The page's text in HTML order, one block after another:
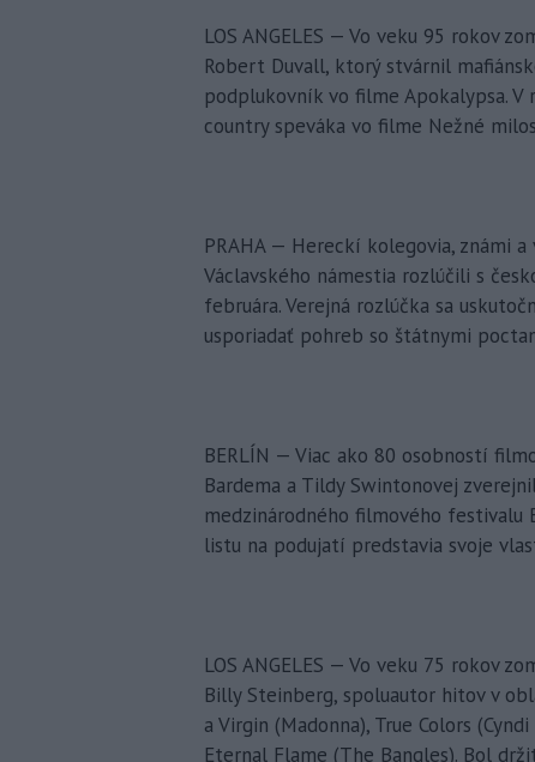
LOS ANGELES — Vo veku 95 rokov
Robert Duvall, ktorý stvárnil
podplukovník vo filme Apokalypsa. V
country speváka vo filme Nežné
PRAHA — Hereckí kolegovia, známi
Václavského námestia rozlúčili s
februára. Verejná rozlúčka sa
usporiadať pohreb so štátnymi
BERLÍN — Viac ako 80 osobností
Bardema a Tildy Swintonovej
medzinárodného filmového festivalu
listu na podujatí predstavia svoje
LOS ANGELES — Vo veku 75 rokov
Billy Steinberg, spoluautor hitov v
a Virgin (Madonna), True Colors
Eternal Flame (The Bangles). Bol